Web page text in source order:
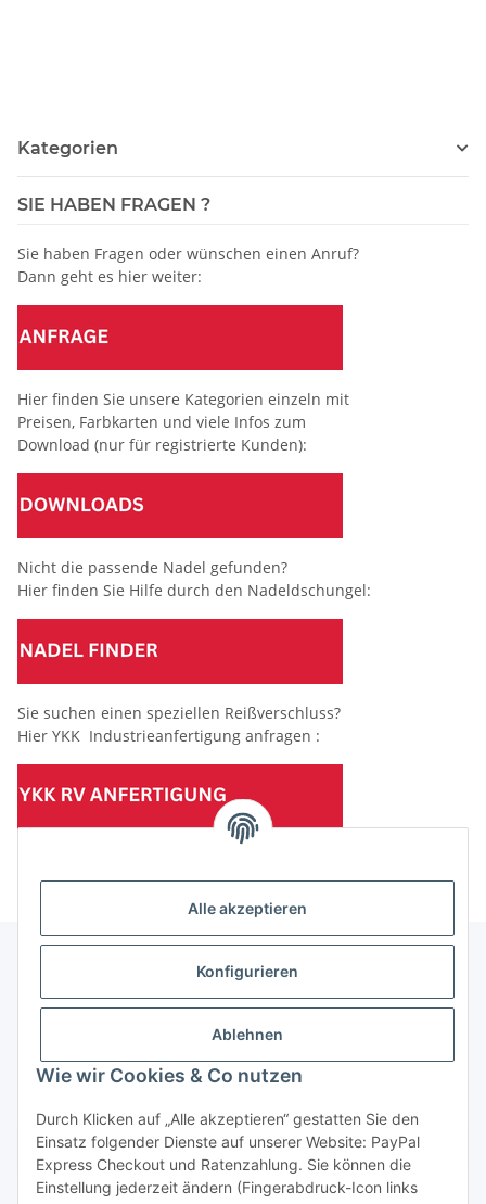
Alle akzeptieren
Konfigurieren
Ablehnen
Wie wir Cookies & Co nutzen
Durch Klicken auf „Alle akzeptieren“ gestatten Sie den
Einsatz folgender Dienste auf unserer Website: PayPal
Express Checkout und Ratenzahlung. Sie können die
Einstellung jederzeit ändern (Fingerabdruck-Icon links
Kategorien
SIE HABEN FRAGEN ?
Sie haben Fragen oder wünschen einen Anruf?
Dann geht es hier weiter:
Hier finden Sie unsere Kategorien einzeln mit
Preisen, Farbkarten und viele Infos zum
Download (nur für registrierte Kunden):
Nicht die passende Nadel gefunden?
Hier finden Sie Hilfe durch den Nadeldschungel:
Sie suchen einen speziellen Reißverschluss?
Hier YKK Industrieanfertigung anfragen :
(Mindesttabnahmemenge 10 Stück je Länge und Farbe)
Informationen
Gesetzliche Informationen
Vertrag widerrufen